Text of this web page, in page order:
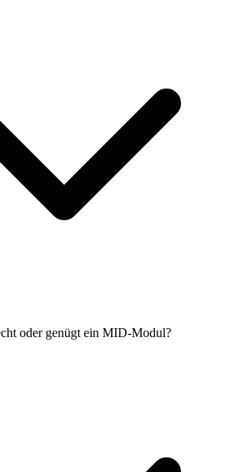
oder genügt ein MID-Modul?